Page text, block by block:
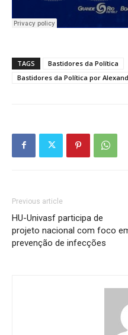
TAGS
Bastidores da Política
Bastidores da Política por
Previous article
HU-Univasf participa de
projeto nacional com foco
prevenção de infecções